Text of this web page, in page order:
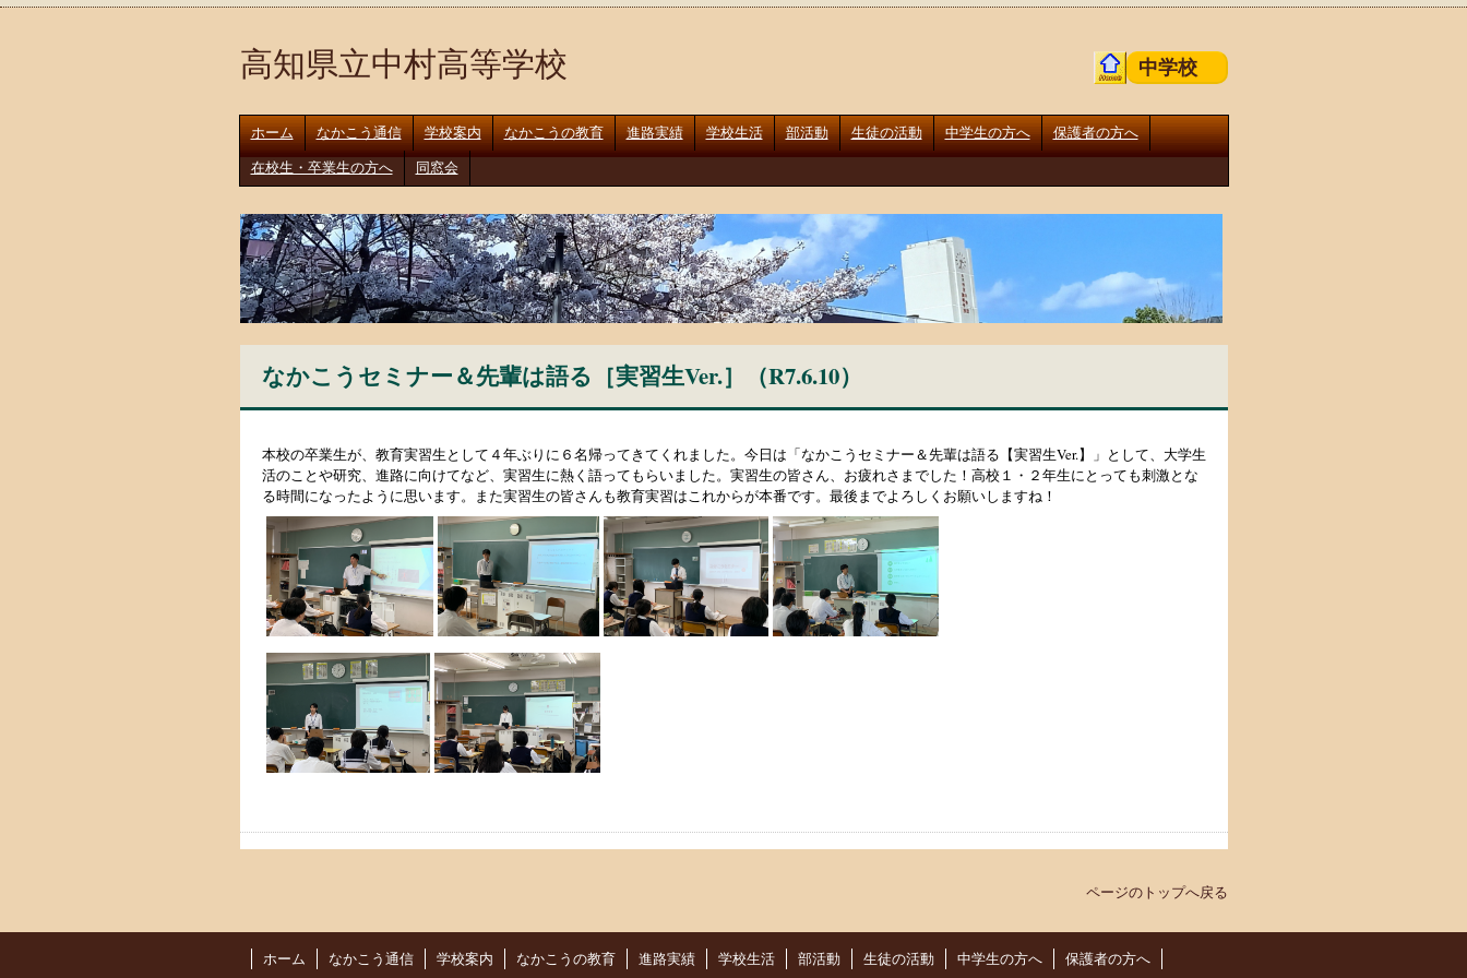
高知県立中村高等学校 中学校
ホーム なかこう通信 学校案内 なかこうの教育 進路実績 学校生活 部活動 生徒の活動 中学生の方へ 保護者の方へ
在校生・卒業生の方へ 同窓会
なかこうセミナー＆先輩は語る［実習生Ver.］（R7.6.10）
本校の卒業生が、教育実習生として４年ぶりに６名帰ってきてくれました。今日は「なかこうセミナー＆先輩は語る【実習生Ver.】」として、大学生
活のことや研究、進路に向けてなど、実習生に熱く語ってもらいました。実習生の皆さん、お疲れさまでした！高校１・２年生にとっても刺激とな
る時間になったように思います。また実習生の皆さんも教育実習はこれからが本番です。最後までよろしくお願いしますね！
ページのトップへ戻る
ホーム なかこう通信 学校案内 なかこうの教育 進路実績 学校生活 部活動 生徒の活動 中学生の方へ 保護者の方へ